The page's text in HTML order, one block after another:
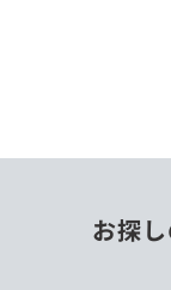
お探